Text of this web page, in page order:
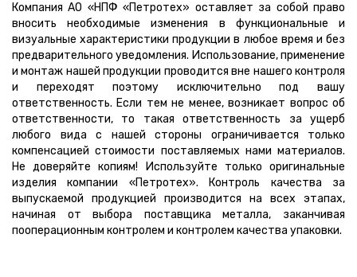
Компания АО «НПФ «Петротех» оставляет за собой право
вносить необходимые изменения в функциональные и
визуальные характеристики продукции в любое время и без
предварительного уведомления. Использование, применение
и монтаж нашей продукции проводится вне нашего контроля
и переходят поэтому исключительно под вашу
ответственность. Если тем не менее, возникает вопрос об
ответственности, то такая ответственность за ущерб
любого вида с нашей стороны ограничивается только
компенсацией стоимости поставляемых нами материалов.
Не доверяйте копиям! Используйте только оригинальные
изделия компании «Петротех». Контроль качества за
выпускаемой продукцией производится на всех этапах,
начиная от выбора поставщика металла, заканчивая
пооперационным контролем и контролем качества упаковки.